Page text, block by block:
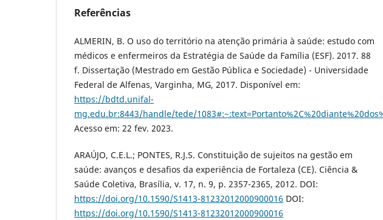
Referências
ALMERIN, B. O uso do território na atenção primária à saúde: estudo com
médicos e enfermeiros da Estratégia de Saúde da Família (ESF). 2017. 88
f. Dissertação (Mestrado em Gestão Pública e Sociedade) - Universidade
Federal de Alfenas, Varginha, MG, 2017. Disponível em:
https://bdtd.unifal-
mg.edu.br:8443/handle/tede/
Acesso em: 22 fev. 2023.
ARAÚJO, C.E.L.; PONTES, R.J.S. Constituição de sujeitos na gestão em
saúde: avanços e desafios da experiência de Fortaleza (CE). Ciência &
Saúde Coletiva, Brasília, v. 17, n. 9, p. 2357-2365, 2012. DOI:
https://doi.org/10.1590/S1413-81232012000900016 DOI:
https://doi.org/10.1590/S1413-81232012000900016